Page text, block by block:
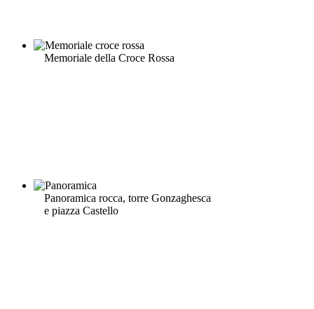
Memoriale della Croce Rossa
Panoramica rocca, torre Gonzaghesca
e piazza Castello